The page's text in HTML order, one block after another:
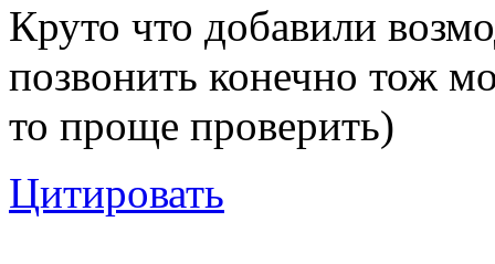
Круто что добавили
позвонить конечно тож
то проще проверить)
Цитировать